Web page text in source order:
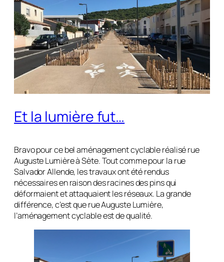
Et la lumière fut…
Bravo pour ce bel aménagement cyclable réalisé rue
Auguste Lumière à Sète. Tout comme pour la rue
Salvador Allende, les travaux ont été rendus
nécessaires en raison des racines des pins qui
déformaient et attaquaient les réseaux. La grande
différence, c’est que rue Auguste Lumière,
l’aménagement cyclable est de qualité.